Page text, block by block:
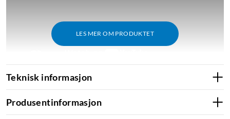
LES MER OM PRODUKTET
USB-strømadapter USB-støpsel Lader til mobil
Lader til nettbrett Multilader
Teknisk informasjon
Produsentinformasjon